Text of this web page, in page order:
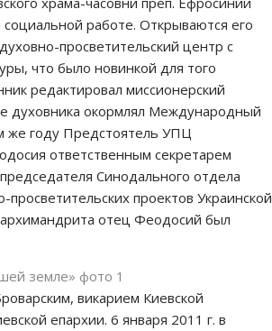
работе. Открываются его
просветительский центр с
что было новинкой для того
редактировал миссионерский
духовника окормлял Международный
же году Предстоятель УПЦ
ответственным секретарем
Синодального отдела
проектов Украинской
архимандрита отец Феодосий был
викарием Киевской
епархии. 6 января 2011 г. в